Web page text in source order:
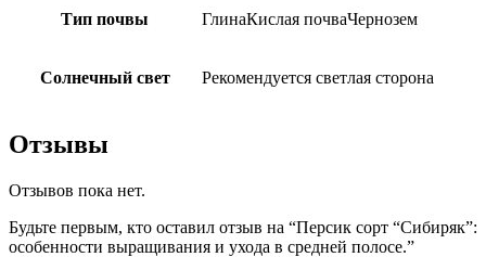
Тип почвы ГлинаКислая почваЧернозем
Солнечный свет Рекомендуется светлая сторона
Отзывы
Отзывов пока нет.
Будьте первым, кто оставил отзыв на “Персик сорт “Сибиряк”:
особенности выращивания и ухода в средней полосе.”